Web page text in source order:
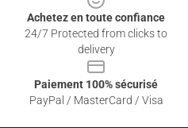
Achetez en toute confiance
24/7 Protected from clicks to
delivery
Paiement 100% sécurisé
PayPal / MasterCard / Visa